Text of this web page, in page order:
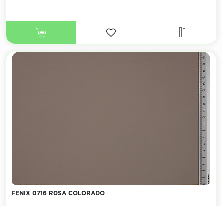
FENIX 0716 ROSA COLORADO